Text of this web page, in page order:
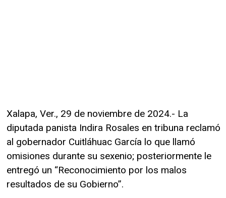
Xalapa, Ver., 29 de noviembre de 2024.- La
diputada panista Indira Rosales en tribuna reclamó
al gobernador Cuitláhuac García lo que llamó
omisiones durante su sexenio; posteriormente le
entregó un “Reconocimiento por los malos
resultados de su Gobierno”.